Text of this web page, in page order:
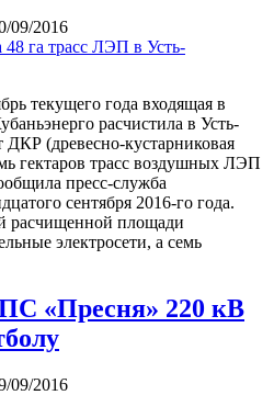
09/2016
текущего года входящая в
расчистила в Усть-
(древесно-кустарниковая
гектаров трасс воздушных ЛЭП
пресс-служба
сентября 2016-го года.
расчищенной площади
электросети, а семь
«Пресня» 220 кВ
09/2016